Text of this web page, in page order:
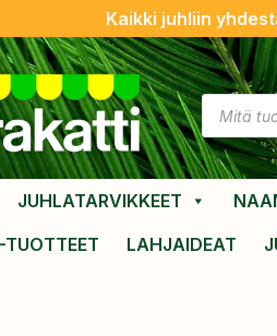
Kaikki juhliin
JUHLATARVIKKEET
TUOTTEET
LAHJAIDEAT